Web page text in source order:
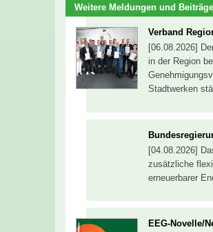
Weitere Meldungen und
Verband
[06.08.2026]
in der Region
Stadtwerken
[04.08.2026]
zusätzliche
erneuerbarer
EEG-Novelle/